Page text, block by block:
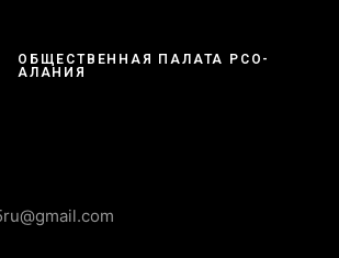
ОБЩЕСТВЕННАЯ ПАЛАТА РСО-
АЛАНИЯ